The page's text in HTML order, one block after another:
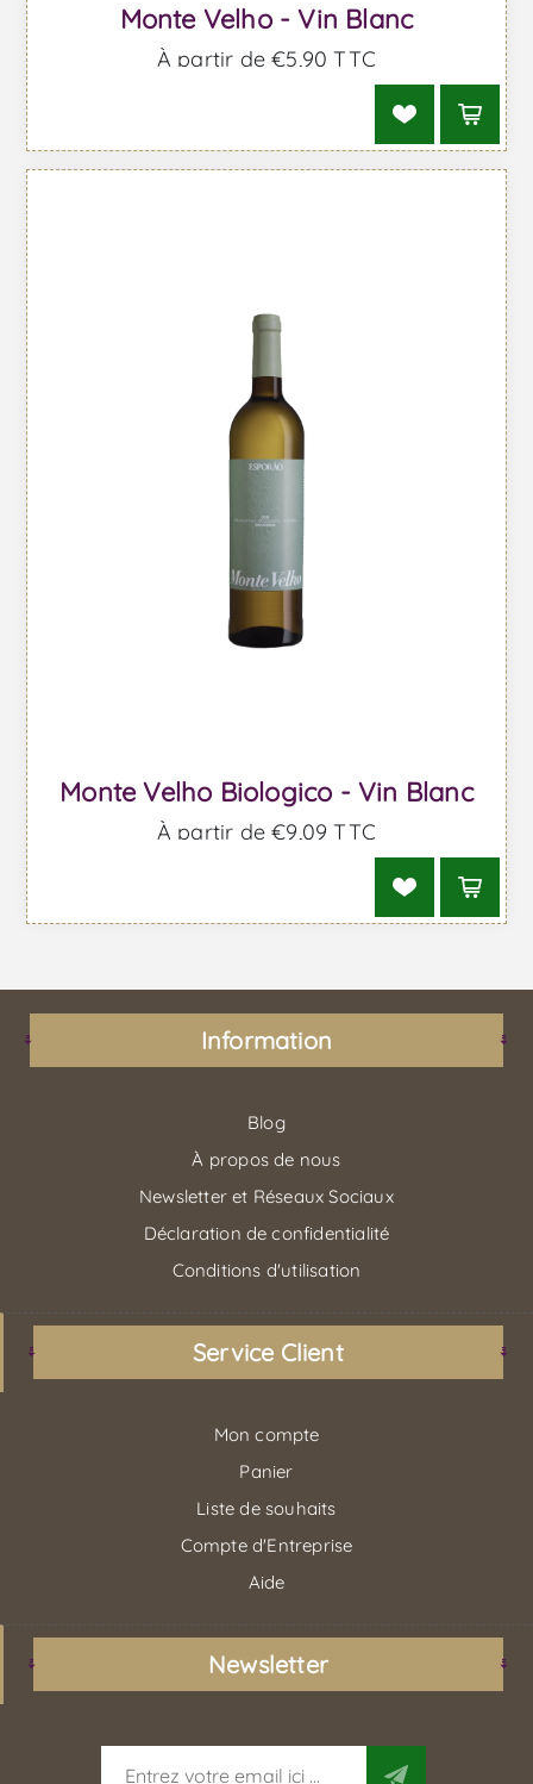
Monte Velho - Vin Blanc
À partir de €5,90 TTC
Monte Velho Biologico - Vin Blanc
À partir de €9,09 TTC
Information
Blog
À propos de nous
Newsletter et Réseaux Sociaux
Déclaration de confidentialité
Conditions d'utilisation
Service Client
Mon compte
Panier
Liste de souhaits
Compte d'Entreprise
Aide
Newsletter